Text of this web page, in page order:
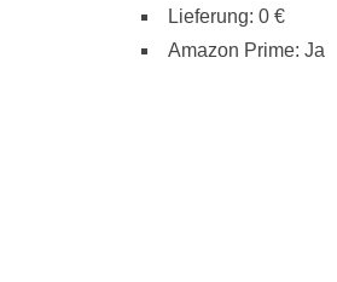
Lieferung: 0 €
Amazon Prime: Ja